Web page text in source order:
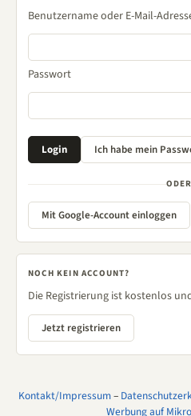
Benutzername oder E-Mail-
Passwort
Mit Google-Account einloggen
NOCH KEIN ACCOUNT?
Die Registrierung ist kostenlos
Jetzt registrieren
Kontakt/Impressum–
Werbung auf